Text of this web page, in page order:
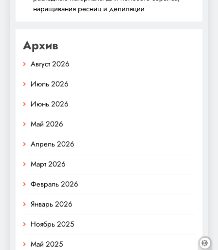
наращивания ресниц и депиляции
Архив
Август 2026
Июль 2026
Июнь 2026
Май 2026
Апрель 2026
Март 2026
Февраль 2026
Январь 2026
Ноябрь 2025
Май 2025